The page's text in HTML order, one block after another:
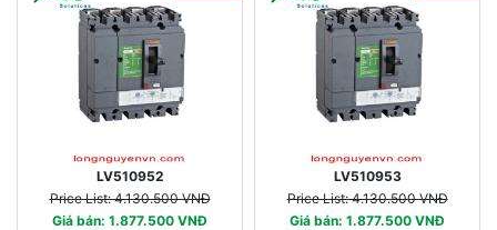
LV510952
Price List: 4.130.500 VNĐ
Giá bán: 1.877.500 VNĐ
LV510953
Price List: 4.130.500 VNĐ
Giá bán: 1.877.500 VNĐ